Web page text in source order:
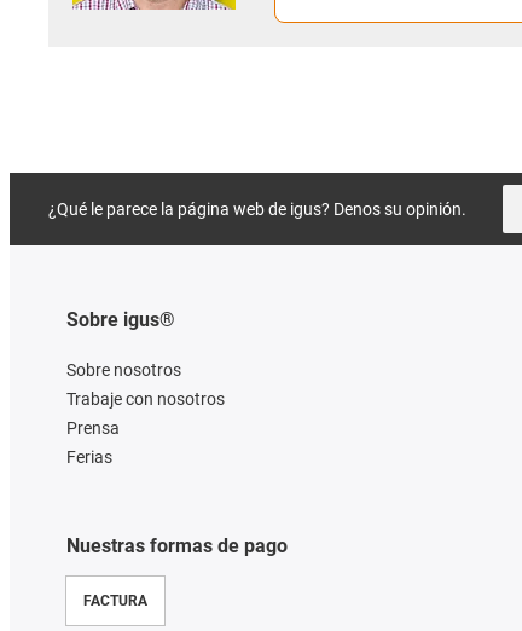
¿Qué le parece la página web de igus? Denos su opinión.
Sobre igus®
Sobre nosotros
Trabaje con nosotros
Prensa
Ferias
Nuestras formas de pago
FACTURA